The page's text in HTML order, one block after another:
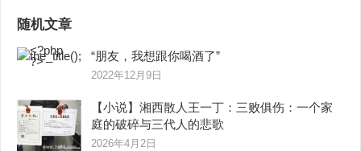
随机文章
“朋友，我想跟你喝酒了”
2022年12月9日
【小说】湘西散人王一丁：三败俱伤：一个家
庭的破碎与三代人的悲歌
2026年4月2日